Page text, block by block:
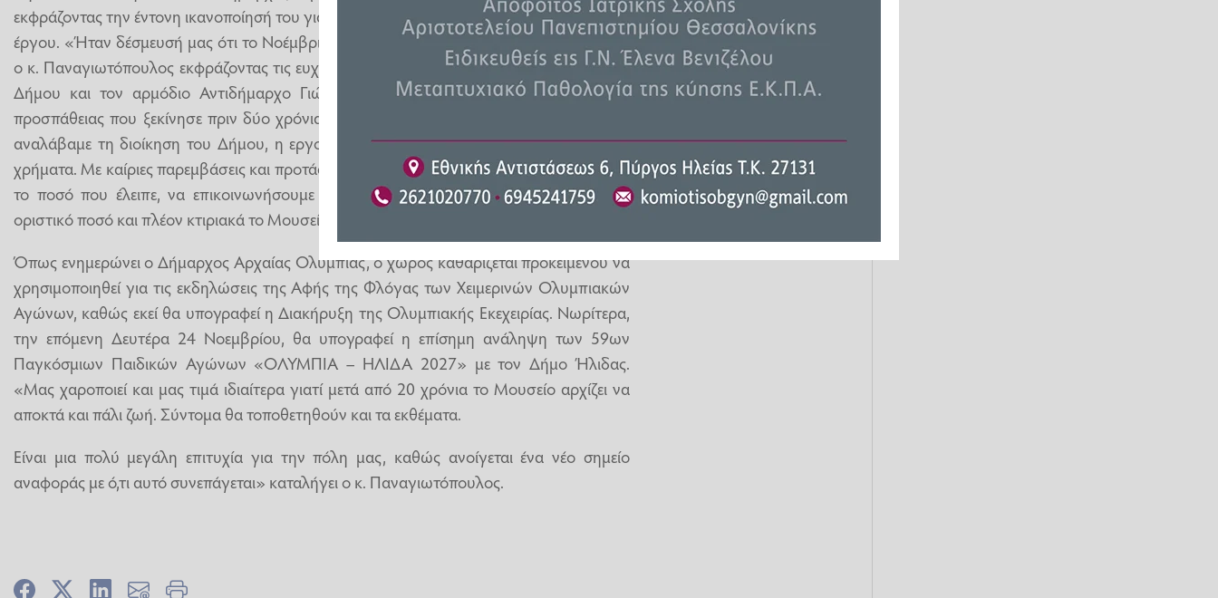
εκφράζοντας την έντονη ικανοποίησή του για την ολοκλήρωση του κτιριακού μέρους του
έργου. «Ήταν δέσμευσή μας ότι το Νοέμβριο θα παραδοθεί το κτιριακό κομμάτι» τόνισε
ο κ. Παναγιωτόπουλος εκφράζοντας τις ευχαριστίες του προς την Τεχνική Υπηρεσία του
Δήμου και τον αρμόδιο Αντιδήμαρχο Γιώργο Λινάρδο για την θετική έκβαση της
προσπάθειας που ξεκίνησε πριν δύο χρόνια σχεδόν. «Ήταν ένα έργο χαμένο που όταν
αναλάβαμε τη διοίκηση του Δήμου, η εργολαβία είχε διαλυθεί και απαιτούσε επιπλέον
χρήματα. Με καίριες παρεμβάσεις και προτάσεις στην ΠΔΕ καταφέραμε να εκταμιεύσουμε
το ποσό που έλειπε, να επικοινωνήσουμε με τον εργολάβο και να καταλήξουμε στο
οριστικό ποσό και πλέον κτιριακά το Μουσείο είναι έτοιμο».
Όπως ενημερώνει ο Δήμαρχος Αρχαίας Ολυμπίας, ο χώρος καθαρίζεται προκειμένου να
χρησιμοποιηθεί για τις εκδηλώσεις της Αφής της Φλόγας των Χειμερινών Ολυμπιακών
Αγώνων, καθώς εκεί θα υπογραφεί η Διακήρυξη της Ολυμπιακής Εκεχειρίας. Νωρίτερα,
την επόμενη Δευτέρα 24 Νοεμβρίου, θα υπογραφεί η επίσημη ανάληψη των 59ων
Παγκόσμιων Παιδικών Αγώνων «ΟΛΥΜΠΙΑ – ΗΛΙΔΑ 2027» με τον Δήμο Ήλιδας.
«Μας χαροποιεί και μας τιμά ιδιαίτερα γιατί μετά από 20 χρόνια το Μουσείο αρχίζει να
αποκτά και πάλι ζωή. Σύντομα θα τοποθετηθούν και τα εκθέματα.
Είναι μια πολύ μεγάλη επιτυχία για την πόλη μας, καθώς ανοίγεται ένα νέο σημείο
αναφοράς με ό,τι αυτό συνεπάγεται» καταλήγει ο κ. Παναγιωτόπουλος.